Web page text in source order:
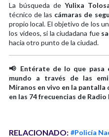
La búsqueda deYulixa
técnico de las cámaras de
propio local. El objetivo de los
los videos, si la ciudadana fue
hacia otro punto de la ciudad.
📢 Entérate de lo que pasa
mundo a través de las
Míranos en vivo en la pantalla
en las 74 frecuencias de
RELACIONADO: #Policía